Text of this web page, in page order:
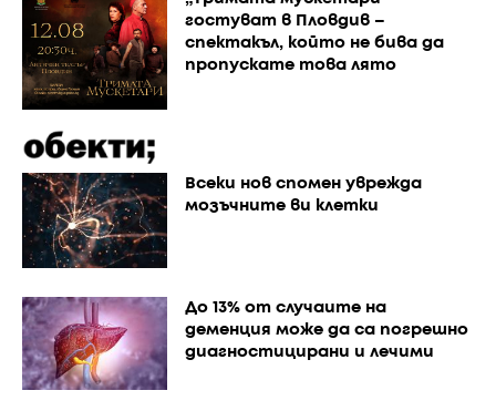
гостуват в Пловдив –
спектакъл, който не бива да
пропускате това лято
Всеки нов спомен уврежда
мозъчните ви клетки
До 13% от случаите на
деменция може да са погрешно
диагностицирани и лечими